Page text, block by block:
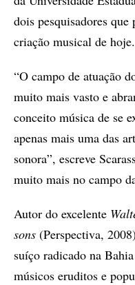
dois pesquisadores que
criação musical de hoje.
“O campo de atuação
muito mais vasto e
conceito música de se
apenas mais uma das
sonora”, escreve
muito mais no campo
Autor do excelente
sons (Perspectiva,
suíço radicado na
músicos eruditos e